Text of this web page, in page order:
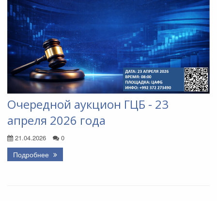
Очередной аукцион ГЦБ - 23
апреля 2026 года
21.04.2026 0
Подробнее